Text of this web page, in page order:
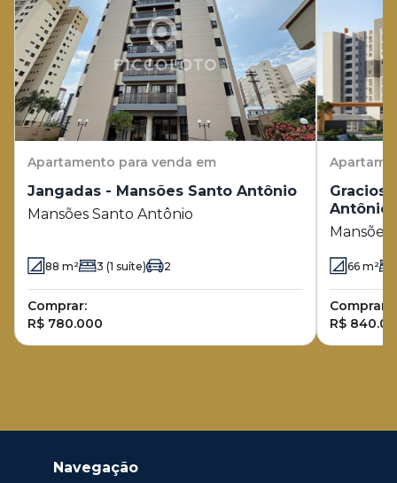
Apartamento para venda em
Jangadas - Mansões Santo Antônio
Mansões Santo Antônio
88 m² 3 (1 suíte) 2
Comprar:
R$ 780.000
Antônio
66 m²
Comprar:
R$
Navegação